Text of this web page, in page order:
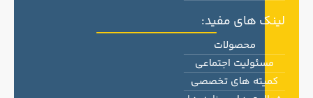
لینک های مفید:
محصولات
مسئولیت اجتماعی
کمیته های تخصصی